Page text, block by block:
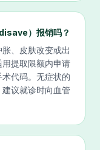
）报销吗？
、皮肤改变或出
提取限额内申请
代码。无症状的
议就诊时向血管